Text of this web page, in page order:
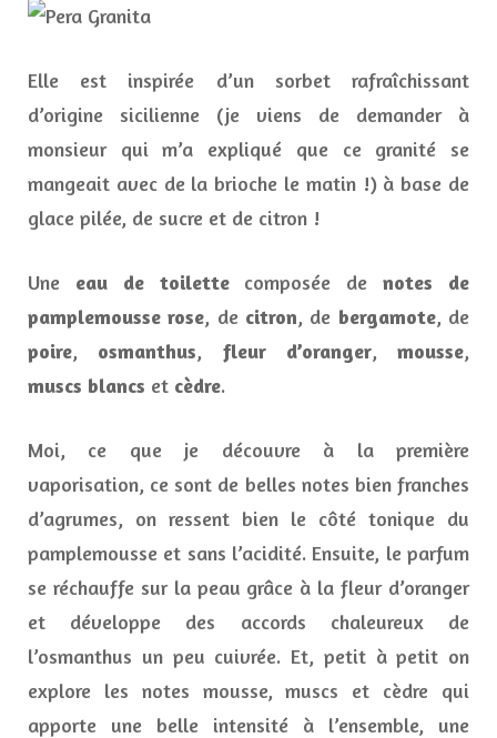
Elle est inspirée d’un sorbet rafraîchissant
d’origine sicilienne (je viens de demander à
monsieur qui m’a expliqué que ce granité se
mangeait avec de la brioche le matin !) à base de
glace pilée, de sucre et de citron !
Une eau de toilettecomposée denotes de
pamplemousse rose, de citron, de bergamote, de
poire, osmanthus, fleur d’oranger, mousse,
muscs blancs et cèdre.
Moi, ce que je découvre à la première
vaporisation, ce sont de belles notes bien franches
d’agrumes, on ressent bien le côté tonique du
pamplemousse et sans l’acidité. Ensuite, le parfum
se réchauffe sur la peau grâce à la fleur d’oranger
et développe des accords chaleureux de
l’osmanthus un peu cuivrée. Et, petit à petit on
explore les notes mousse, muscs et cèdre qui
apporte une belle intensité à l’ensemble, une